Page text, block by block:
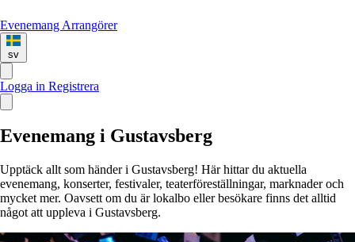
Evenemang Arrangörer
sv
Logga in Registrera
Evenemang i Gustavsberg
Upptäck allt som händer i Gustavsberg! Här hittar du aktuella
evenemang, konserter, festivaler, teaterföreställningar, marknader och
mycket mer. Oavsett om du är lokalbo eller besökare finns det alltid
något att uppleva i Gustavsberg.